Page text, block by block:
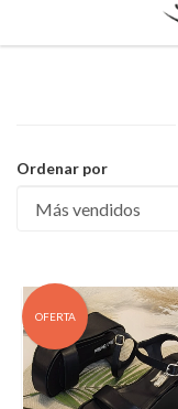
Ordenar por
OFERTA